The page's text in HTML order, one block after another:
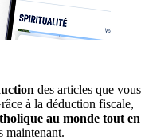
des articles que vous
à la déduction fiscale,
au monde tout en
maintenant.